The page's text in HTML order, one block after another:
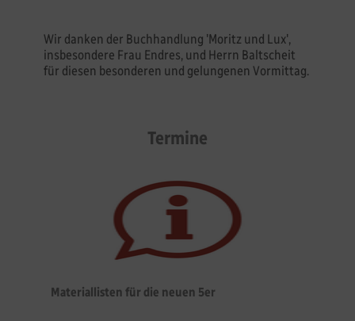
Wir danken der Buchhandlung 'Moritz und Lux',
insbesondere Frau Endres, und Herrn Baltscheit
für diesen besonderen und gelungenen Vormittag.
Termine
Materiallisten für die neuen 5er